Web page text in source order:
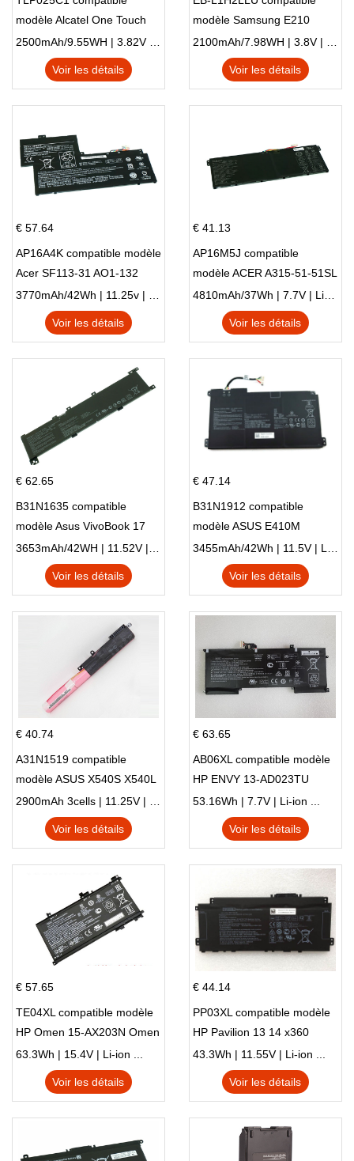
modèle Alcatel One Touch
Pop 4 Plus OT-5056D
2500mAh/9.55WH | 3.82V | Li-ion ...
Voir les détails
modèle Samsung E210
E210K i939
2100mAh/7.98WH | 3.8V | Li-ion ...
Voir les détails
€ 57.64
AP16A4K compatible modèle
Acer SF113-31 AO1-132
NE132
3770mAh/42Wh | 11.25v | Li-ion ...
Voir les détails
€ 41.13
AP16M5J compatible
modèle ACER A315-51-51SL
N17Q1 SERIES
4810mAh/37Wh | 7.7V | Li-ion ...
Voir les détails
€ 62.65
B31N1635 compatible
modèle Asus VivoBook 17
X705NC X705UA X705UV
X705UN X705UD
3653mAh/42WH | 11.52V | Li-ion ...
Voir les détails
€ 47.14
B31N1912 compatible
modèle ASUS E410M
E410MA L410MA
3455mAh/42Wh | 11.5V | Li-ion ...
Voir les détails
€ 40.74
A31N1519 compatible
modèle ASUS X540S X540L
X540LA-SI302 X540SA
X540S
2900mAh 3cells | 11.25V | Li-ion ...
Voir les détails
€ 63.65
AB06XL compatible modèle
HP ENVY 13-AD023TU
HSTNN-DB8C 921438-855
TPN-I128
53.16Wh | 7.7V | Li-ion ...
Voir les détails
€ 57.65
TE04XL compatible modèle
HP Omen 15-AX203N Omen
15 Series Pavilion 15 Series
63.3Wh | 15.4V | Li-ion ...
Voir les détails
€ 44.14
PP03XL compatible modèle
HP Pavilion 13 14 x360
L83388-AC1 L83388-421
HSTNN-LB8S M01118-421
M01144-005 13-BB 14-DV
43.3Wh | 11.55V | Li-ion ...
Voir les détails